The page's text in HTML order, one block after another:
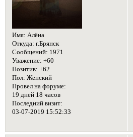
Имя: Алёна
Откуда: г.Брянск
Сообщений: 1971
Уважение: +60
Позитив: +62
Пол: Женский
Провел на форуме:
19 дней 18 часов
Последний визит:
03-07-2019 15:52:33